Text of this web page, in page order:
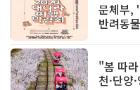
문체부,
반려동
"봄 따
천·단양